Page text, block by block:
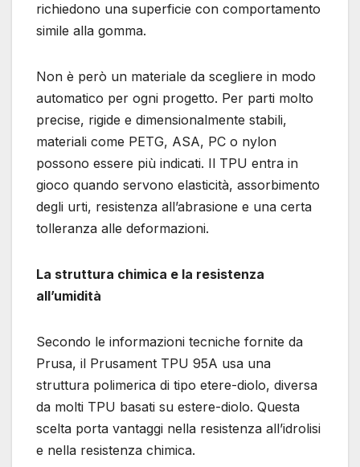
richiedono una superficie con comportamento
simile alla gomma.
Non è però un materiale da scegliere in modo
automatico per ogni progetto. Per parti molto
precise, rigide e dimensionalmente stabili,
materiali come PETG, ASA, PC o nylon
possono essere più indicati. Il TPU entra in
gioco quando servono elasticità, assorbimento
degli urti, resistenza all’abrasione e una certa
tolleranza alle deformazioni.
La struttura chimica e la resistenza
all’umidità
Secondo le informazioni tecniche fornite da
Prusa, il Prusament TPU 95A usa una
struttura polimerica di tipo etere-diolo, diversa
da molti TPU basati su estere-diolo. Questa
scelta porta vantaggi nella resistenza all’idrolisi
e nella resistenza chimica.